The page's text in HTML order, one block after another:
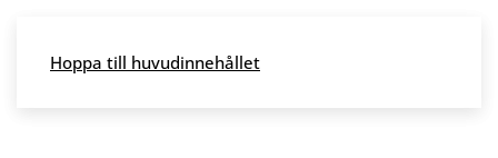
Skip to main content
Hoppa till huvudinnehållet